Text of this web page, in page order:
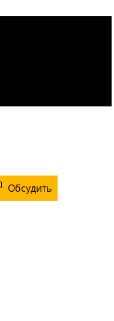
Обсудить